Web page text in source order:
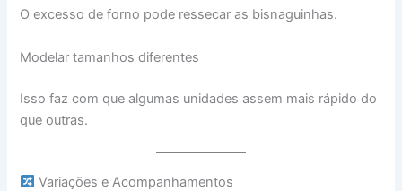
O excesso de forno pode ressecar as bisnaguinhas.
Modelar tamanhos diferentes
Isso faz com que algumas unidades assem mais rápido do
que outras.
Variações e Acompanhamentos